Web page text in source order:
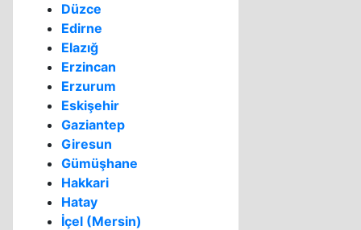
Düzce
Edirne
Elazığ
Erzincan
Erzurum
Eskişehir
Gaziantep
Giresun
Gümüşhane
Hakkari
Hatay
İçel (Mersin)